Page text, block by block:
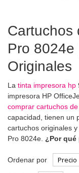
Cartuchos
Pro 8024e
Originales
La tinta impresora hp
impresora HP
comprar cartuchos
capacidad, tienen un
cartuchos originales
Pro 8024e. ¿Por qué
Ordenar por